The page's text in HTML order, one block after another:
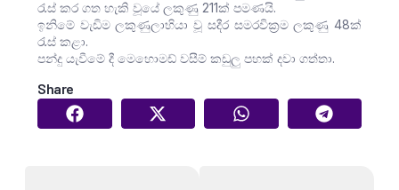
රැස් කර ගත හැකි වූ‌යේ ලකුණු 211ක් පමණයි.
ඉනිමේ වැඩිම ලකුණුලාභියා වූ සදීර සමරවික්‍රම ලකුණු 48ක්
රැස් කළා.
පන්දු යැවීමේ දී මෙහොමඩ් වසීම් කඩුලු පහක් දවා ගත්තා.
Share